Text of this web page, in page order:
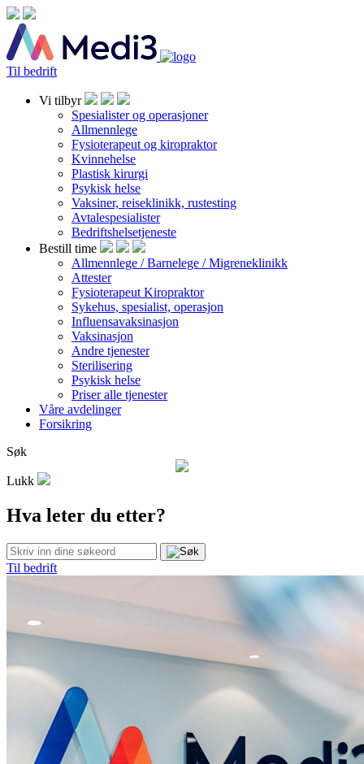
Til bedrift
Vi tilbyr
Spesialister og operasjoner
Allmennlege
Fysioterapeut og kiropraktor
Kvinnehelse
Plastisk kirurgi
Psykisk helse
Vaksiner, reiseklinikk, rustesting
Avtalespesialister
Bedriftshelsetjeneste
Bestill time
Allmennlege / Barnelege / Migreneklinikk
Attester
Fysioterapeut Kiropraktor
Sykehus, spesialist, operasjon
Influensavaksinasjon
Vaksinasjon
Andre tjenester
Sterilisering
Psykisk helse
Priser alle tjenester
Våre avdelinger
Forsikring
Søk
Lukk
Hva leter du etter?
Til bedrift